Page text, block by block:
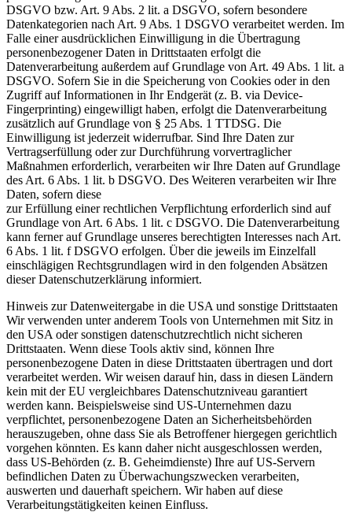
DSGVO bzw. Art. 9 Abs. 2 lit. a DSGVO, sofern besondere
Datenkategorien nach Art. 9 Abs. 1 DSGVO verarbeitet werden. Im
Falle einer ausdrücklichen Einwilligung in die Übertragung
personenbezogener Daten in Drittstaaten erfolgt die
Datenverarbeitung außerdem auf Grundlage von Art. 49 Abs. 1 lit. a
DSGVO. Sofern Sie in die Speicherung von Cookies oder in den
Zugriff auf Informationen in Ihr Endgerät (z. B. via Device-
Fingerprinting) eingewilligt haben, erfolgt die Datenverarbeitung
zusätzlich auf Grundlage von § 25 Abs. 1 TTDSG. Die
Einwilligung ist jederzeit widerrufbar. Sind Ihre Daten zur
Vertragserfüllung oder zur Durchführung vorvertraglicher
Maßnahmen erforderlich, verarbeiten wir Ihre Daten auf Grundlage
des Art. 6 Abs. 1 lit. b DSGVO. Des Weiteren verarbeiten wir Ihre
Daten, sofern diese
zur Erfüllung einer rechtlichen Verpflichtung erforderlich sind auf
Grundlage von Art. 6 Abs. 1 lit. c DSGVO. Die Datenverarbeitung
kann ferner auf Grundlage unseres berechtigten Interesses nach Art.
6 Abs. 1 lit. f DSGVO erfolgen. Über die jeweils im Einzelfall
einschlägigen Rechtsgrundlagen wird in den folgenden Absätzen
dieser Datenschutzerklärung informiert.
Hinweis zur Datenweitergabe in die USA und sonstige Drittstaaten
Wir verwenden unter anderem Tools von Unternehmen mit Sitz in
den USA oder sonstigen datenschutzrechtlich nicht sicheren
Drittstaaten. Wenn diese Tools aktiv sind, können Ihre
personenbezogene Daten in diese Drittstaaten übertragen und dort
verarbeitet werden. Wir weisen darauf hin, dass in diesen Ländern
kein mit der EU vergleichbares Datenschutzniveau garantiert
werden kann. Beispielsweise sind US-Unternehmen dazu
verpflichtet, personenbezogene Daten an Sicherheitsbehörden
herauszugeben, ohne dass Sie als Betroffener hiergegen gerichtlich
vorgehen könnten. Es kann daher nicht ausgeschlossen werden,
dass US-Behörden (z. B. Geheimdienste) Ihre auf US-Servern
befindlichen Daten zu Überwachungszwecken verarbeiten,
auswerten und dauerhaft speichern. Wir haben auf diese
Verarbeitungstätigkeiten keinen Einfluss.